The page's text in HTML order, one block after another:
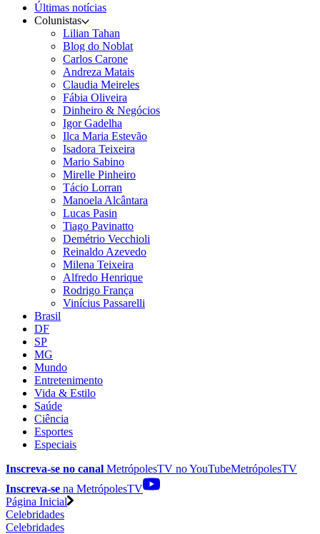
Últimas notícias
Colunistas
Lilian Tahan
Blog do Noblat
Carlos Carone
Andreza Matais
Claudia Meireles
Fábia Oliveira
Dinheiro & Negócios
Igor Gadelha
Ilca Maria Estevão
Isadora Teixeira
Mario Sabino
Mirelle Pinheiro
Tácio Lorran
Manoela Alcântara
Lucas Pasin
Tiago Pavinatto
Demétrio Vecchioli
Reinaldo Azevedo
Milena Teixeira
Alfredo Henrique
Rodrigo França
Vinícius Passarelli
Brasil
DF
SP
MG
Mundo
Entretenimento
Vida & Estilo
Saúde
Ciência
Esportes
Especiais
Inscreva-se no canal MetrópolesTV noYouTubeMetrópolesTV
Inscreva-se na MetrópolesTV
Página Inicial
Celebridades
Celebridades